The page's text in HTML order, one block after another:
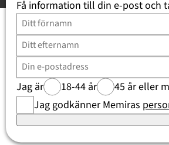
Få information till din e-post och
Jag är 18-44 år
45 år eller
Jag godkänner Memiras